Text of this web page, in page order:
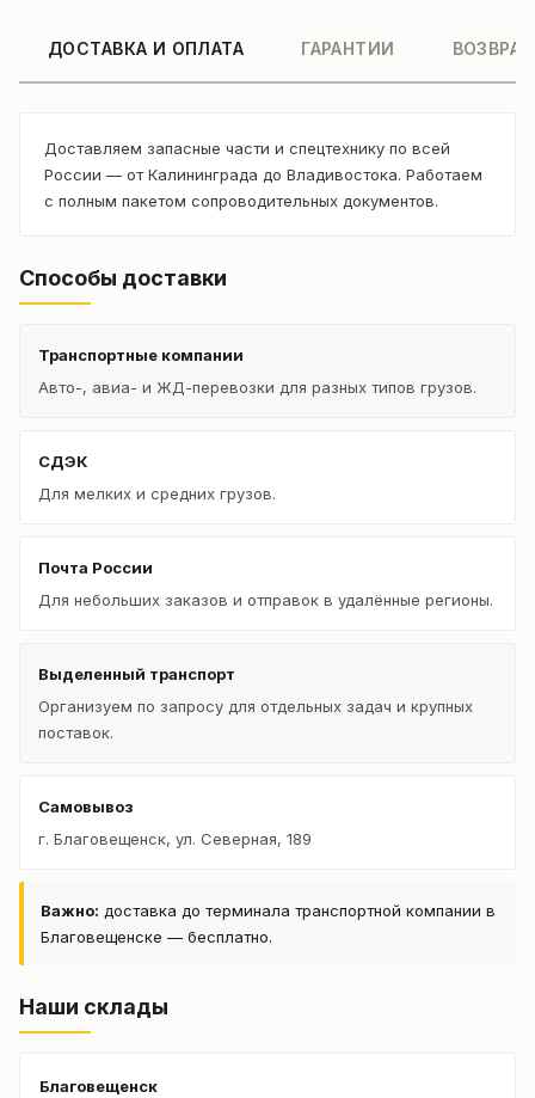
ДОСТАВКА И ОПЛАТА ГАРАНТИИ
Доставляем запасные части и спецтехнику по всей
России — от Калининграда до Владивостока. Работаем
с полным пакетом сопроводительных документов.
Способы доставки
Транспортные компании
Авто-, авиа- и ЖД-перевозки для разных типов грузов.
СДЭК
Для мелких и средних грузов.
Почта России
Для небольших заказов и отправок в удалённые регионы.
Выделенный транспорт
Организуем по запросу для отдельных задач и крупных
поставок.
Самовывоз
г. Благовещенск, ул. Северная, 189
Важно: доставка до терминала транспортной компании в
Благовещенске — бесплатно.
Наши склады
Благовещенск